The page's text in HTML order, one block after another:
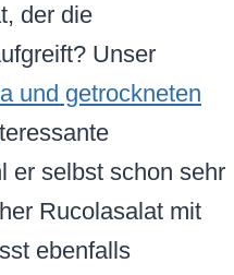
der die
Unser
und getrockneten
er selbst schon sehr
Rucolasalat mit
ebenfalls